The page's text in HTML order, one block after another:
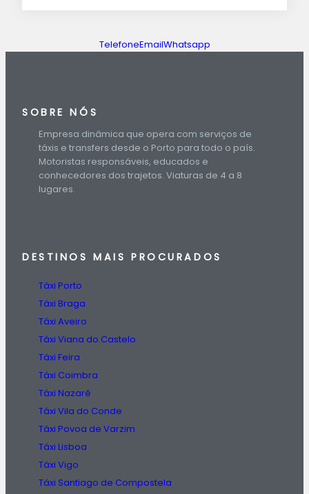
TelefoneEmailWhatsapp
SOBRE NÓS
Empresa dinâmica que opera com serviços de
táxis e transfers desde o Porto para todo o país.
Motoristas responsáveis, educados e
conhecedores dos trajetos. Viaturas de 4 a 8
lugares.
DESTINOS MAIS PROCURADOS
Táxi Porto
Táxi Braga
Táxi Aveiro
Táxi Viana do Castelo
Táxi Feira
Táxi Coimbra
Táxi Nazaré
Táxi Vila do Conde
Táxi Povoa de Varzim
Táxi Lisboa
Táxi Vigo
Táxi Santiago de Compostela